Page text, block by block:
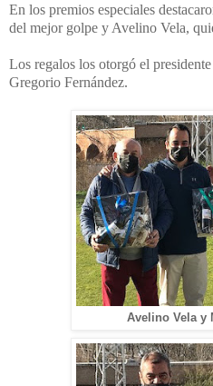
En los premios especiales
del mejor golpe y Avelino Vela,
Los regalos los otorgó el
Gregorio Fernández.
Avelino Vela y